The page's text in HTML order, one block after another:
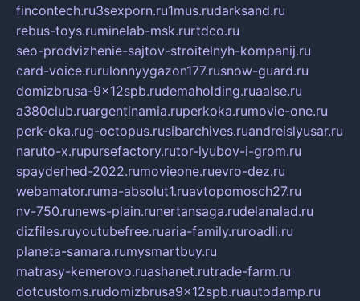
fincontech.ru3sexporn.ru1mus.rudarksand.ru
rebus-toys.ruminelab-msk.rurtdco.ru
seo-prodvizhenie-sajtov-stroitelnyh-kompanij.ru
card-voice.rurulonnyygazon177.rusnow-guard.ru
domizbrusa-9x12spb.rudemaholding.ruaalse.ru
a380club.ruargentinamia.ruperkoka.rumovie-one.ru
perk-oka.rug-octopus.rusibarchives.ruandreislyusar.ru
naruto-x.rupursefactory.rutor-lyubov-i-grom.ru
spayderhed-2022.rumovieone.ruevro-dez.ru
webamator.ruma-absolut1.ruavtopomosch27.ru
nv-750.runews-plain.runertansaga.rudelanalad.ru
dizfiles.ruyoutubefree.ruaria-family.ruroadli.ru
planeta-samara.rumysmartbuy.ru
matrasy-kemerovo.ruashanet.rutrade-farm.ru
dotcustoms.rudomizbrusa9x12spb.ruautodamp.ru